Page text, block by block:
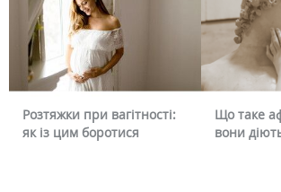
Що таке афродизіаки і як
вони діють